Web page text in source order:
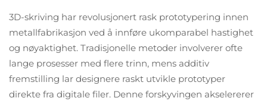
3D-skriving har revolusjonert rask prototypering innen
metallfabrikasjon ved å innføre ukomparabel hastighet
og nøyaktighet. Tradisjonelle metoder involverer ofte
lange prosesser med flere trinn, mens additiv
fremstilling lar designere raskt utvikle prototyper
direkte fra digitale filer. Denne forskyvingen akselererer